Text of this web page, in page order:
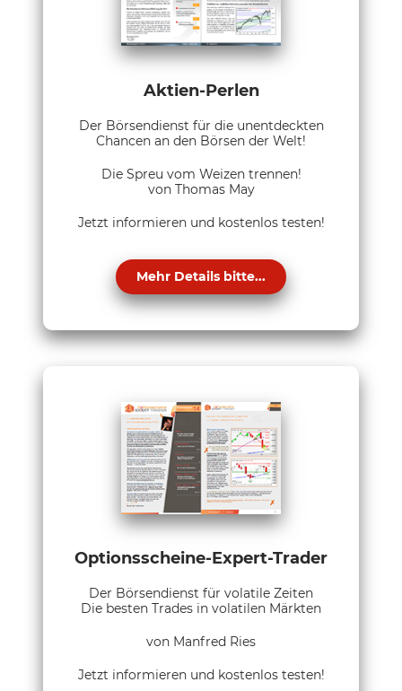
Aktien-Perlen
Der Börsendienst für die unentdeckten
Chancen an den Börsen der Welt!
Die Spreu vom Weizen trennen!
von Thomas May
Jetzt informieren und kostenlos testen!
Mehr Details bitte...
Optionsscheine-Expert-Trader
Der Börsendienst für volatile Zeiten
Die besten Trades in volatilen Märkten
von Manfred Ries
Jetzt informieren und kostenlos testen!